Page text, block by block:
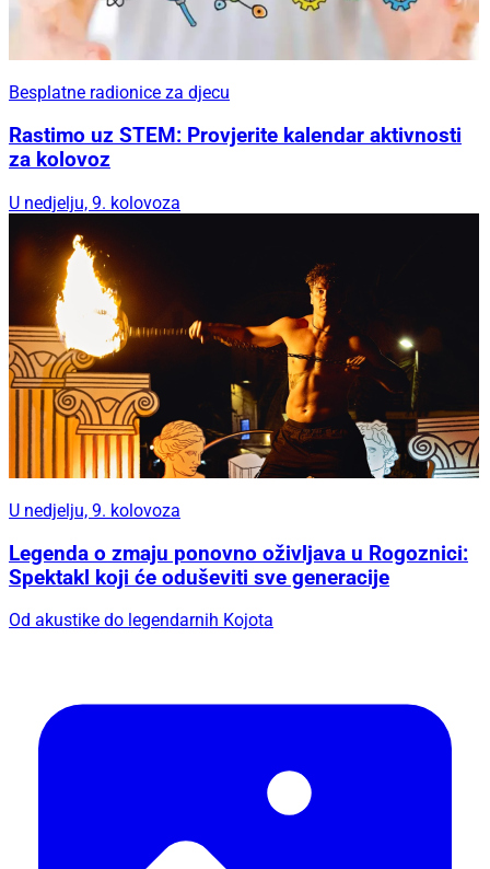
Besplatne radionice za djecu
Rastimo uz STEM: Provjerite kalendar aktivnosti
za kolovoz
U nedjelju, 9. kolovoza
U nedjelju, 9. kolovoza
Legenda o zmaju ponovno oživljava u Rogoznici:
Spektakl koji će oduševiti sve generacije
Od akustike do legendarnih Kojota